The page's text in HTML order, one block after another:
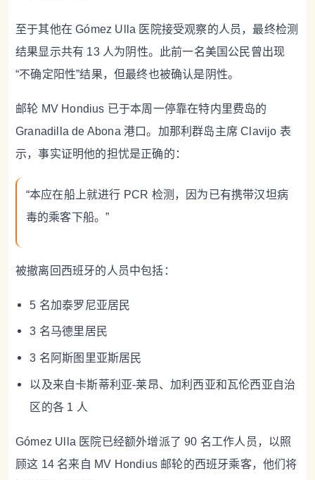
至于其他在 Gómez Ulla 医院接受观察的人员，最终检测
结果显示共有 13 人为阴性。此前一名美国公民曾出现
“不确定阳性”结果，但最终也被确认是阴性。
邮轮 MV Hondius 已于本周一停靠在特内里费岛的
Granadilla de Abona 港口。加那利群岛主席 Clavijo 表
示，事实证明他的担忧是正确的：
“本应在船上就进行 PCR 检测，因为已有携带汉坦病
毒的乘客下船。”
被撤离回西班牙的人员中包括：
5 名加泰罗尼亚居民
3 名马德里居民
3 名阿斯图里亚斯居民
以及来自卡斯蒂利亚-莱昂、加利西亚和瓦伦西亚自治
区的各 1 人
Gómez Ulla 医院已经额外增派了 90 名工作人员，以照
顾这 14 名来自 MV Hondius 邮轮的西班牙乘客，他们将